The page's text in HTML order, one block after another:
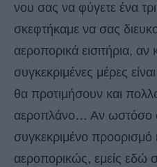
νου σας να φύγετε ένα
σκεφτήκαμε να σας
αεροπορικά εισιτήρια, αν
συγκεκριμένες μέρες
θα προτιμήσουν και
αεροπλάνο… Αν ωστόσο
συγκεκριμένο προορισμό
αεροπορικώς, εμείς εδώ